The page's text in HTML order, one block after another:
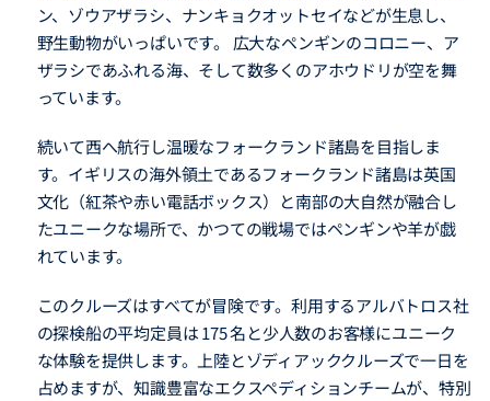
ン、ゾウアザラシ、ナンキョクオットセイなどが生息し、
野生動物がいっぱいです。 広大なペンギンのコロニー、ア
ザラシであふれる海、そして数多くのアホウドリが空を舞
っています。
続いて西へ航行し温暖なフォークランド諸島を目指しま
す。イギリスの海外領土であるフォークランド諸島は英国
文化（紅茶や赤い電話ボックス）と南部の大自然が融合し
たユニークな場所で、かつての戦場ではペンギンや羊が戯
れています。
このクルーズはすべてが冒険です。利用するアルバトロス社
の探検船の平均定員は 175 名と少人数のお客様にユニーク
な体験を提供します。上陸とゾディアッククルーズで一日を
占めますが、知識豊富なエクスペディションチームが、特別